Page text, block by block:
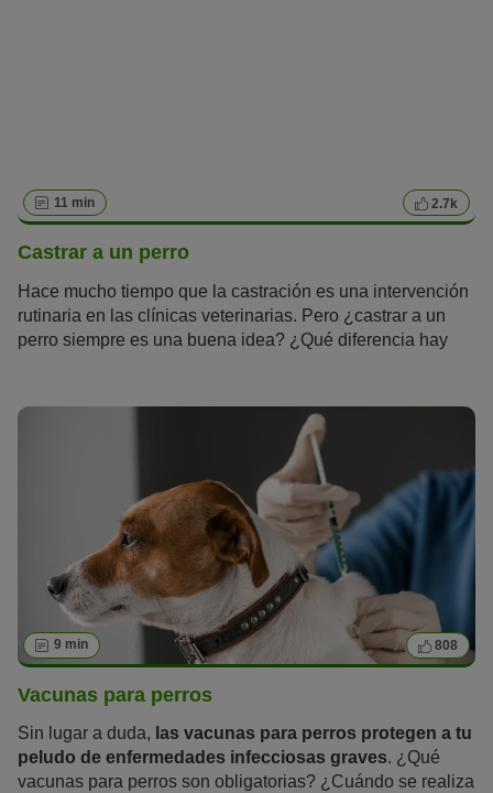
11 min 2.7k
Castrar a un perro
Hace mucho tiempo que la castración es una intervención
rutinaria en las clínicas veterinarias. Pero ¿castrar a un
perro siempre es una buena idea? ¿Qué diferencia hay
los pros y contras de castrar a un perro.
9 min 808
Vacunas para perros
Sin lugar a duda, las vacunas para perros protegen a tu
peludo de enfermedades infecciosas graves. ¿Qué
vacunas para perros son obligatorias? ¿Cuándo se realiza